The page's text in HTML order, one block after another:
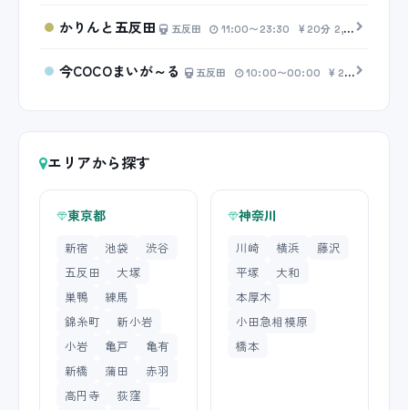
かりんと五反田 五反田 11:00〜23:30 20分 2,500円〜
今COCOまいが～る 五反田 10:00〜00:00 20分 4,000円〜
エリアから探す
東京都
新宿 池袋
渋谷
五反田
大塚
巣鴨
練馬
錦糸町
新小岩
小岩
亀戸
亀有
新橋
蒲田
赤羽
高円寺
荻窪
神奈川
川崎 横浜
藤沢
平塚
大和
本厚木
小田急相模原
橋本